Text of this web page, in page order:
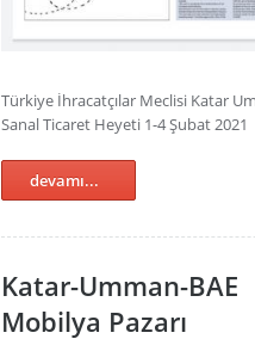
Türkiye İhracatçılar Meclisi Katar
Sanal Ticaret Heyeti 1-4 Şubat 2021
devamı...
Katar-Umman-BAE
Mobilya Pazarı